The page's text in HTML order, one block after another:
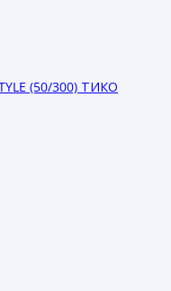
(50/300) ТИКО